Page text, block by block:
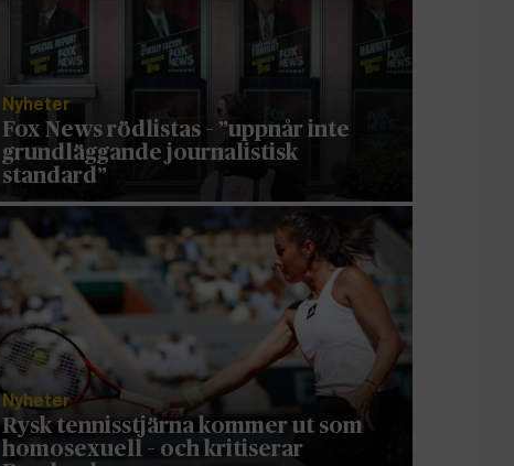
Nyheter
Fox News rödlistas – ”uppnår inte
grundläggande journalistisk
standard”
Nyheter
Rysk tennisstjärna kommer ut som
homosexuell – och kritiserar